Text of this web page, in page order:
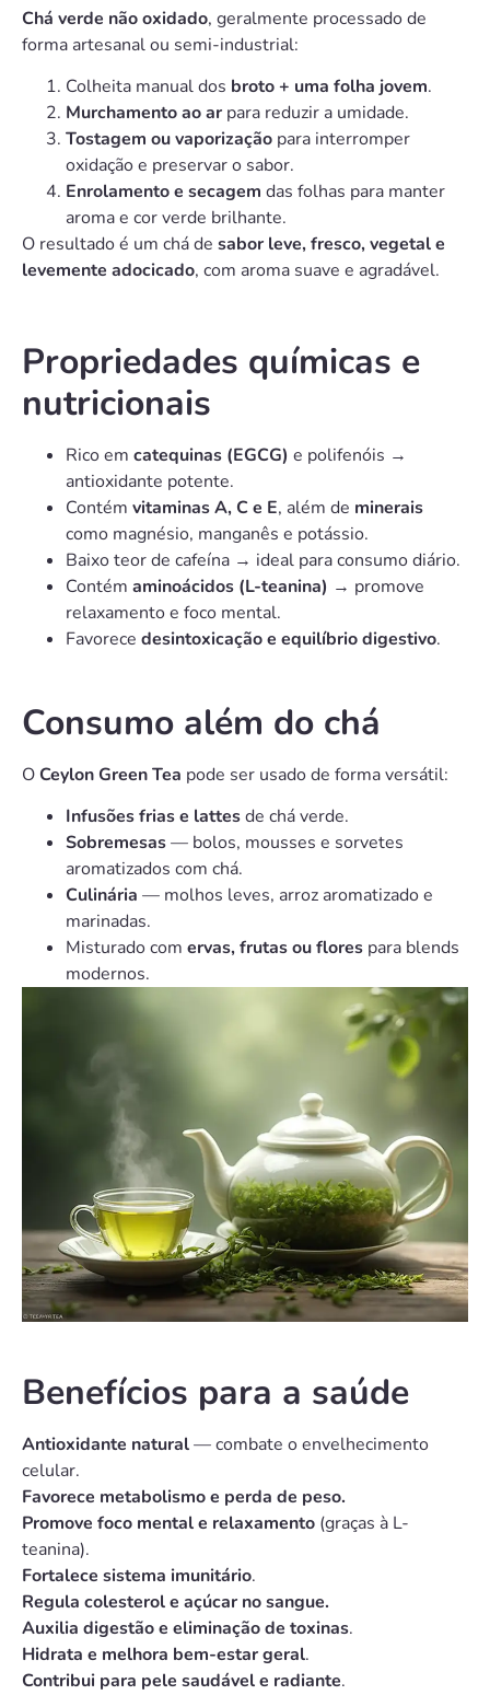
Chá verde não oxidado, geralmente processado de
forma artesanal ou semi-industrial:
Colheita manual dos broto + uma folha jovem.
Murchamento ao ar para reduzir a umidade.
Tostagem ou vaporização para interromper
oxidação e preservar o sabor.
Enrolamento e secagem das folhas para manter
aroma e cor verde brilhante.
O resultado é um chá de sabor leve, fresco, vegetal e
levemente adocicado, com aroma suave e agradável.
Propriedades químicas e
nutricionais
Rico em catequinas (EGCG) e polifenóis →
antioxidante potente.
Contém vitaminas A, C e E, além de minerais
como magnésio, manganês e potássio.
Baixo teor de cafeína → ideal para consumo diário.
Contém aminoácidos (L-teanina) → promove
relaxamento e foco mental.
Favorece desintoxicação e equilíbrio digestivo.
Consumo além do chá
OCeylon Green Tea pode ser usado de forma versátil:
Infusões frias e lattesde chá verde.
Sobremesas— bolos, mousses e sorvetes
aromatizados com chá.
Culinária — molhos leves, arroz aromatizado e
marinadas.
Misturado com ervas, frutas ou flores para blends
modernos.
Benefícios para a saúde
Antioxidante natural— combate o envelhecimento
celular.
Favorece metabolismo e perda de peso.
Promove foco mental e relaxamento (graças à L-
teanina).
Fortalece sistema imunitário.
Regula colesterol e açúcar no sangue.
Auxilia digestão e eliminação de toxinas.
Hidrata e melhora bem-estar geral.
Contribui para pele saudável e radiante.